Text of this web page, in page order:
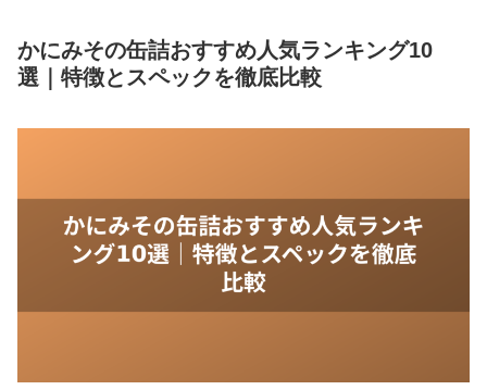
かにみその缶詰おすすめ人気ランキング10
選｜特徴とスペックを徹底比較